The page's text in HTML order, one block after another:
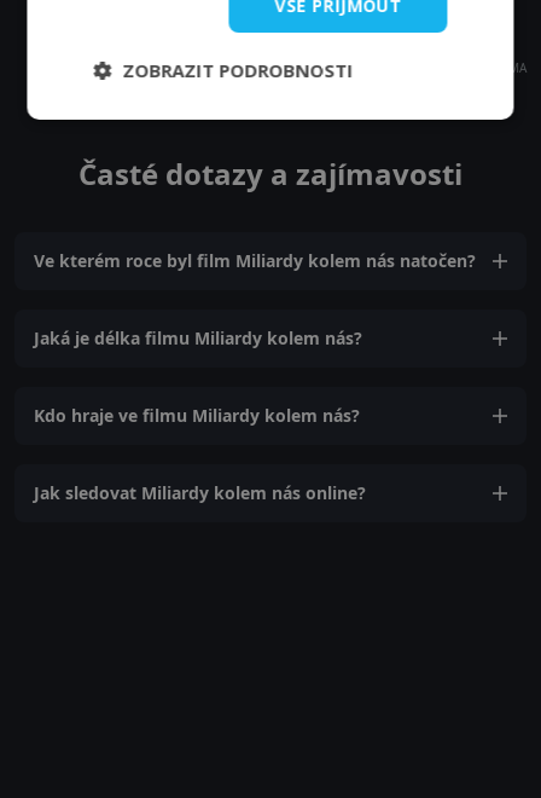
REKLAMA
Časté dotazy a zajímavosti
Ve kterém roce byl film Miliardy kolem nás natočen?
Jaká je délka filmu Miliardy kolem nás?
Kdo hraje ve filmu Miliardy kolem nás?
Jak sledovat Miliardy kolem nás online?
VŠE PŘIJMOUT
ZOBRAZIT PODROBNOSTI